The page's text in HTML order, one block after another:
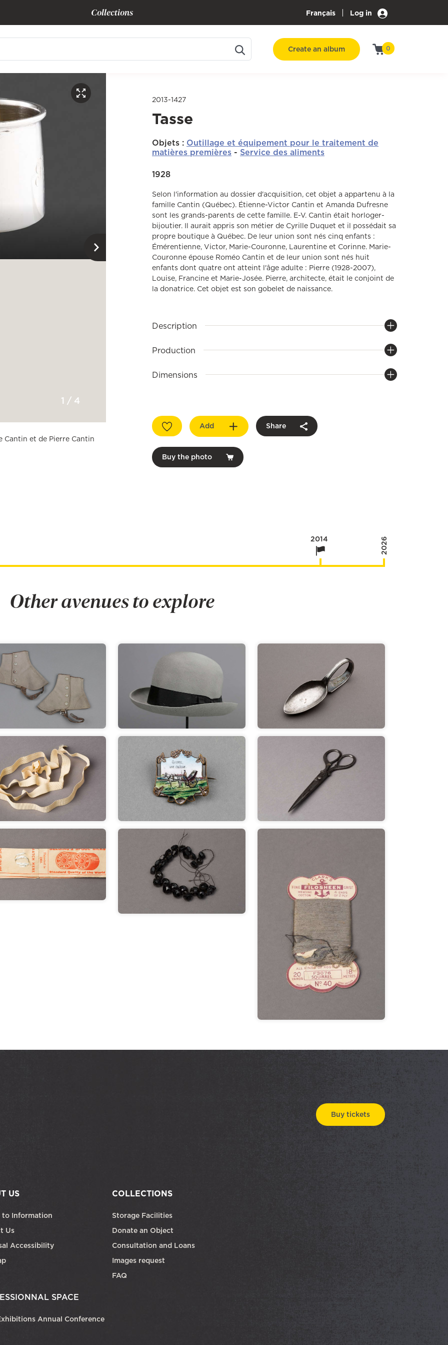
Collections Français | Log in
Create an album 0
1 / 4
Cantin et de Pierre Cantin
2013-1427
Tasse
Objets : Outillage et équipement pour le traitement de
matières premières - Service des aliments
1928
Selon l'information au dossier d'acquisition, cet objet a appartenu à la
famille Cantin (Québec). Étienne-Victor Cantin et Amanda Dufresne
sont les grands-parents de cette famille. E-V. Cantin était horloger-
bijoutier. Il aurait appris son métier de Cyrille Duquet et il possédait sa
propre boutique à Québec. De leur union sont nés cinq enfants :
Émérentienne, Victor, Marie-Couronne, Laurentine et Corinne. Marie-
Couronne épouse Roméo Cantin et de leur union sont nés huit
enfants dont quatre ont atteint l'âge adulte : Pierre (1928-2007),
Louise, Francine et Marie-Josée. Pierre, architecte, était le conjoint de
la donatrice. Cet objet est son gobelet de naissance.
Description
Production
Dimensions
Add Share
Buy the photo
2014 2026
Other avenues to explore
Buy tickets
US
to Information
Us
Accessibility
SPACE
Annual Conference
COLLECTIONS
Storage Facilities
Donate an Object
Consultation and Loans
Images request
FAQ